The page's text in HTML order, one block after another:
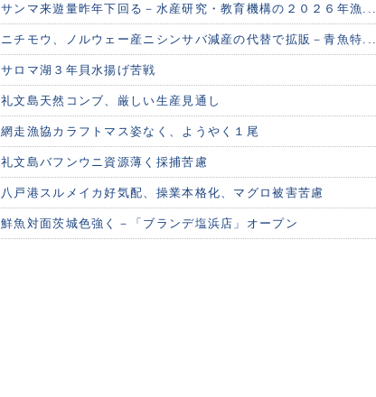
サンマ来遊量昨年下回る－水産研究・教育機構の２０２６年漁...
ニチモウ、ノルウェー産ニシンサバ減産の代替で拡販－青魚特...
サロマ湖３年貝水揚げ苦戦
礼文島天然コンブ、厳しい生産見通し
網走漁協カラフトマス姿なく、ようやく１尾
礼文島バフンウニ資源薄く採捕苦慮
八戸港スルメイカ好気配、操業本格化、マグロ被害苦慮
鮮魚対面茨城色強く－「ブランデ塩浜店」オープン